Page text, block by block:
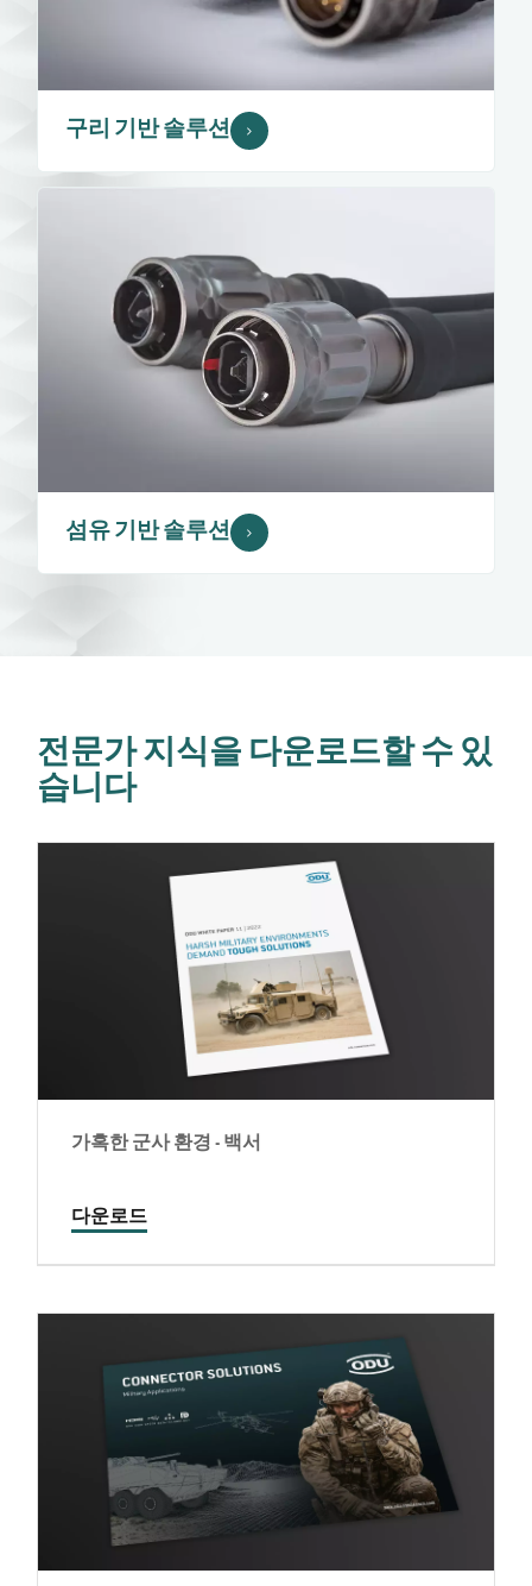
구리 기반 솔루션
섬유 기반 솔루션
전문가 지식을 다운로드할 수 있
습니다
가혹한 군사 환경 - 백서
다운로드